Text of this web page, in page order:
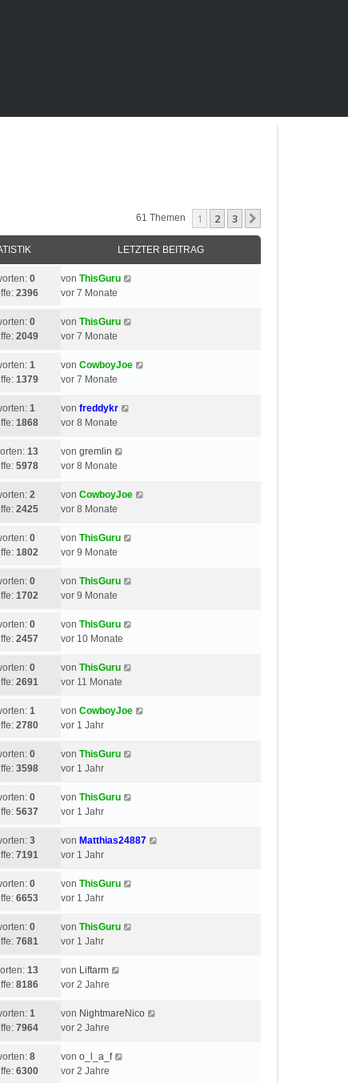
61 Themen 1 2 3
LETZTER BEITRAG
0
2396
von ThisGuru
vor 7 Monate
0
2049
von ThisGuru
vor 7 Monate
1
1379
von CowboyJoe
vor 7 Monate
1
1868
von freddykr
vor 8 Monate
13
5978
von gremlin
vor 8 Monate
2
2425
von CowboyJoe
vor 8 Monate
0
1802
von ThisGuru
vor 9 Monate
0
1702
von ThisGuru
vor 9 Monate
0
2457
von ThisGuru
vor 10 Monate
0
2691
von ThisGuru
vor 11 Monate
1
2780
von CowboyJoe
vor 1 Jahr
0
3598
von ThisGuru
vor 1 Jahr
0
5637
von ThisGuru
vor 1 Jahr
3
7191
von Matthias24887
vor 1 Jahr
0
6653
von ThisGuru
vor 1 Jahr
0
7681
von ThisGuru
vor 1 Jahr
13
8186
von Liftarm
vor 2 Jahre
1
7964
von NightmareNico
vor 2 Jahre
8
6300
von o_l_a_f
vor 2 Jahre